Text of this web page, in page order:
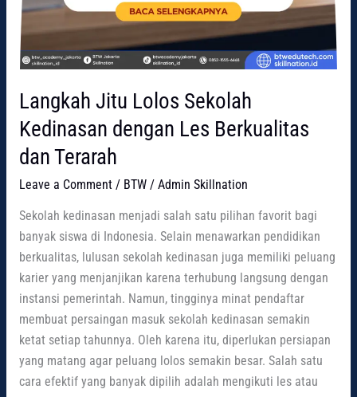
Langkah Jitu Lolos Sekolah
Kedinasan dengan Les Berkualitas
dan Terarah
Leave a Comment / BTW/ Admin Skillnation
Sekolah kedinasan menjadi salah satu pilihan favorit bagi
banyak siswa di Indonesia. Selain menawarkan pendidikan
berkualitas, lulusan sekolah kedinasan juga memiliki peluang
karier yang menjanjikan karena terhubung langsung dengan
instansi pemerintah. Namun, tingginya minat pendaftar
membuat persaingan masuk sekolah kedinasan semakin
ketat setiap tahunnya. Oleh karena itu, diperlukan persiapan
yang matang agar peluang lolos semakin besar. Salah satu
cara efektif yang banyak dipilih adalah mengikuti les atau